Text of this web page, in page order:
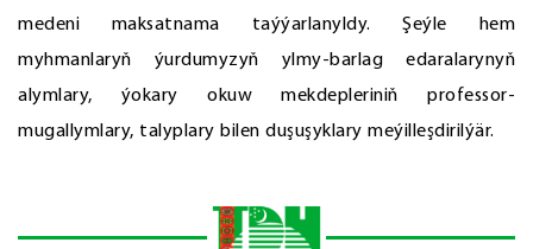
medeni maksatnama taýýarlanyldy. Şeýle hem
myhmanlaryň ýurdumyzyň ylmy-barlag edaralarynyň
alymlary, ýokary okuw mekdepleriniň professor-
mugallymlary, talyplary bilen duşuşyklary meýilleşdirilýär.